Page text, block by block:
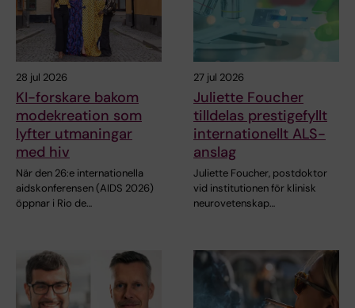
28 jul 2026
KI-forskare bakom
modekreation som
lyfter utmaningar
med hiv
När den 26:e internationella
aidskonferensen (AIDS 2026)
öppnar i Rio de…
27 jul 2026
Juliette Foucher
tilldelas prestigefyllt
internationellt ALS-
anslag
Juliette Foucher, postdoktor
vid institutionen för klinisk
neurovetenskap…